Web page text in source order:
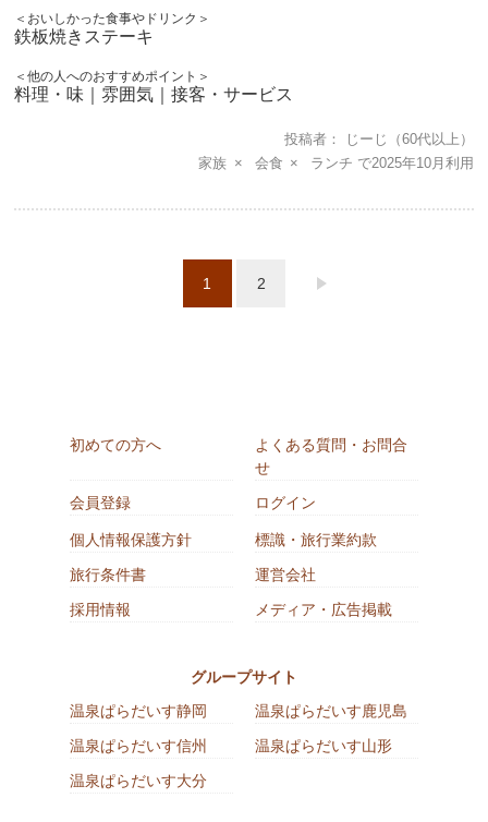
＜おいしかった食事やドリンク＞
鉄板焼きステーキ
＜他の人へのおすすめポイント＞
料理・味｜雰囲気｜接客・サービス
投稿者 じーじ
（60代以上）
家族
会食 ランチ 2025年10月
1 2
初めての方へ
よくある質問・お問合
せ
会員登録
ログイン
個人情報保護方針
標識・旅行業約款
旅行条件書
運営会社
採用情報
メディア・広告掲載
グループサイト
温泉ぱらだいす静岡
温泉ぱらだいす鹿児島
温泉ぱらだいす信州
温泉ぱらだいす山形
温泉ぱらだいす大分